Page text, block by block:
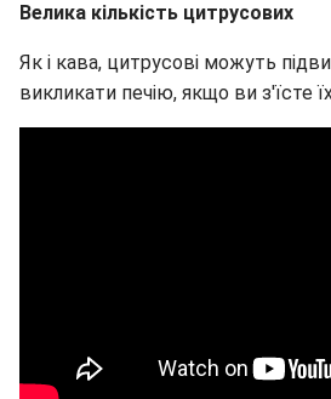
Велика кількість цитрусових
Як і кава, цитрусові можуть
викликати печію, якщо ви з'їсте